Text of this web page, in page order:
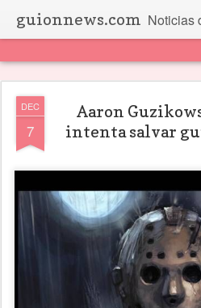
guionnews.com Noticias de
DEC
7
Aaron
intenta salvar